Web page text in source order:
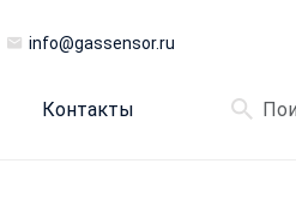
info@gassensor.ru
Контакты